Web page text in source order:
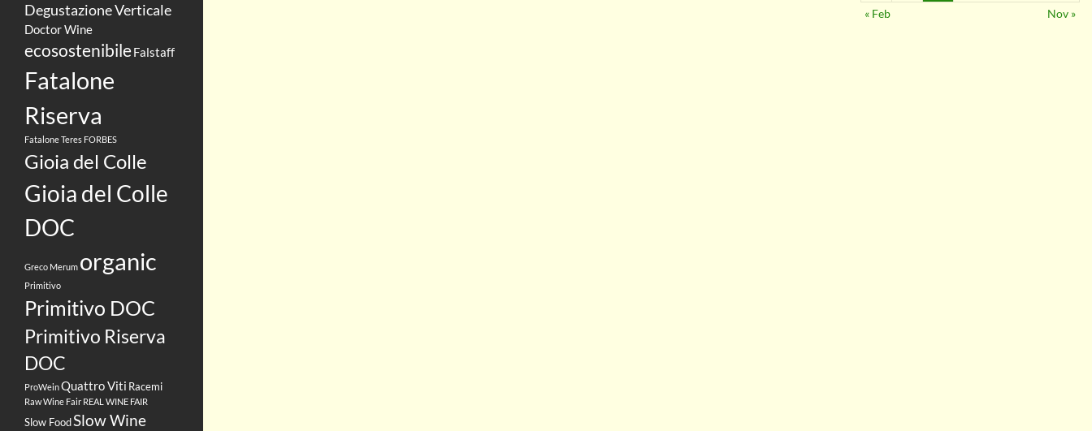
« Feb
Nov »
Degustazione Verticale
Doctor Wine
ecosostenibileFalstaff
Fatalone
Riserva
Fatalone Teres FORBES
Gioia del Colle
Gioia del Colle
DOC
Greco Merum organic
Primitivo
Primitivo DOC
Primitivo Riserva
DOC
ProWeinQuattro Viti Racemi
Raw Wine Fair REAL WINE FAIR
Slow FoodSlow Wine